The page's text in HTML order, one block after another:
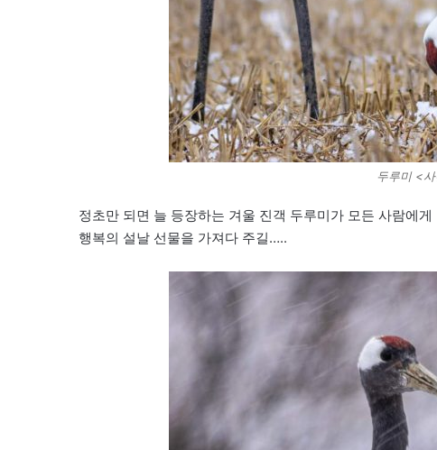
두루미 <
정초만 되면 늘 등장하는 겨울 진객 두루미가 모든 사람에게
행복의 설날 선물을 가져다 주길…..